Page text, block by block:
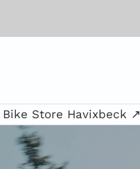
Bike Store Havixbeck ↗